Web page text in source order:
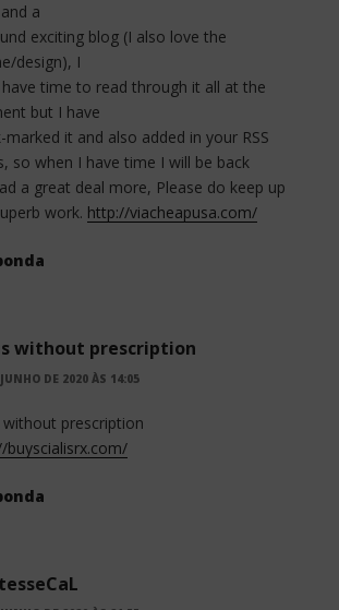
a
exciting blog (I also love the
design), I
have time to read through it all at the
but I have
marked it and also added in your RSS
so when I have time I will be back
a great deal more, Please do keep up
work. http://viacheapusa.com/
without prescription
DE 2020 ÀS 14:05
without prescription
buyscialisrx.com/